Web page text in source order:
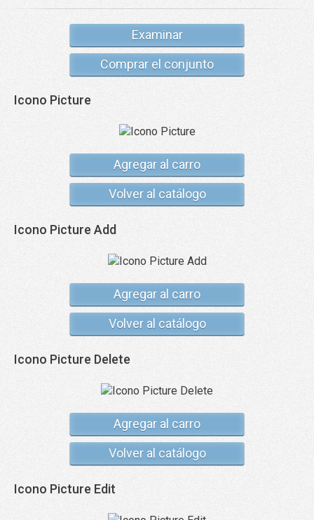
Examinar
Comprar el conjunto
Icono Picture
Agregar al carro
Volver al catálogo
Icono Picture Add
Agregar al carro
Volver al catálogo
Icono Picture Delete
Agregar al carro
Volver al catálogo
Icono Picture Edit